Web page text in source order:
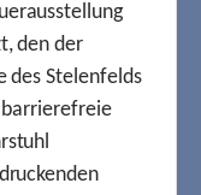
den der
des Stelenfelds